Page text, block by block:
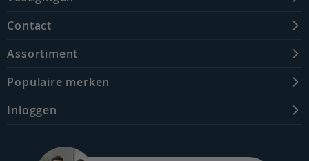
Contact
Assortiment
Populaire merken
Inloggen